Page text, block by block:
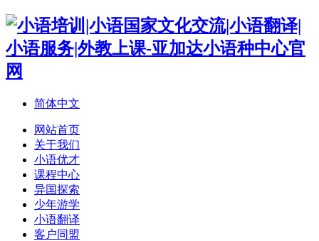
简体中文
网站首页
关于我们
小语优才
课程中心
异国探索
少年游学
小语翻译
客户同盟